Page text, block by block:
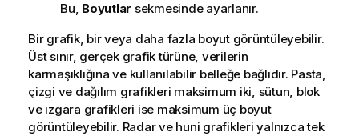
Bu, Boyutlar sekmesinde ayarlanır.
Bir grafik, bir veya daha fazla boyut görüntüleyebilir.
Üst sınır, gerçek grafik türüne, verilerin
karmaşıklığına ve kullanılabilir belleğe bağlıdır. Pasta,
çizgi ve dağılım grafikleri maksimum iki, sütun, blok
ve ızgara grafikleri ise maksimum üç boyut
görüntüleyebilir. Radar ve huni grafikleri yalnızca tek